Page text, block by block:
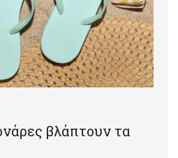
βλάπτουν τα